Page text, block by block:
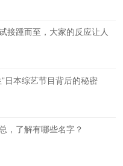
接踵而至，大家的反应让人
日本综艺节目背后的秘密
，了解有哪些名字？